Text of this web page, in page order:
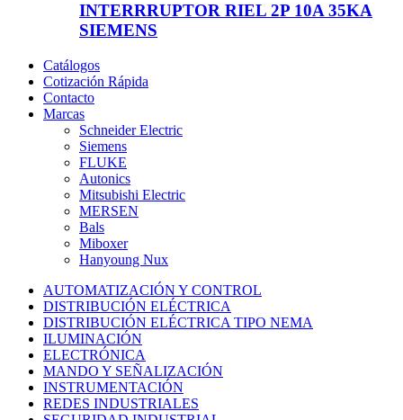
INTERRRUPTOR RIEL 2P 10A 35KA
SIEMENS
Catálogos
Cotización Rápida
Contacto
Marcas
Schneider Electric
Siemens
FLUKE
Autonics
Mitsubishi Electric
MERSEN
Bals
Miboxer
Hanyoung Nux
AUTOMATIZACIÓN Y CONTROL
DISTRIBUCIÓN ELÉCTRICA
DISTRIBUCIÓN ELÉCTRICA TIPO NEMA
ILUMINACIÓN
ELECTRÓNICA
MANDO Y SEÑALIZACIÓN
INSTRUMENTACIÓN
REDES INDUSTRIALES